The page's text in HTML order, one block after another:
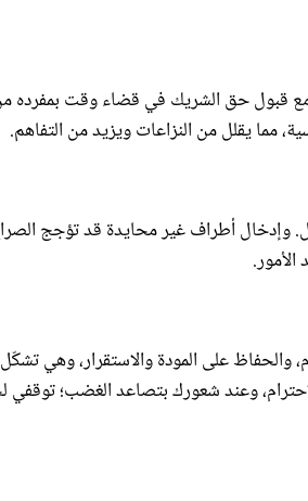
مع قبول حق الشريك في قضاء وقت بمفرده
مما يقلل من النزاعات ويزيد من التفاهم.
وإدخال أطراف غير محايدة قد تؤجج
والحفاظ على المودة والاستقرار، وهي
وعند شعورك بتصاعد الغضب؛ توقفي